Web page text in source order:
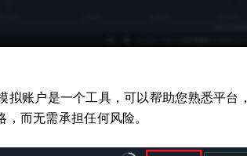
拟账户是一个工具，可以帮助您熟悉平台，
而无需承担任何风险。